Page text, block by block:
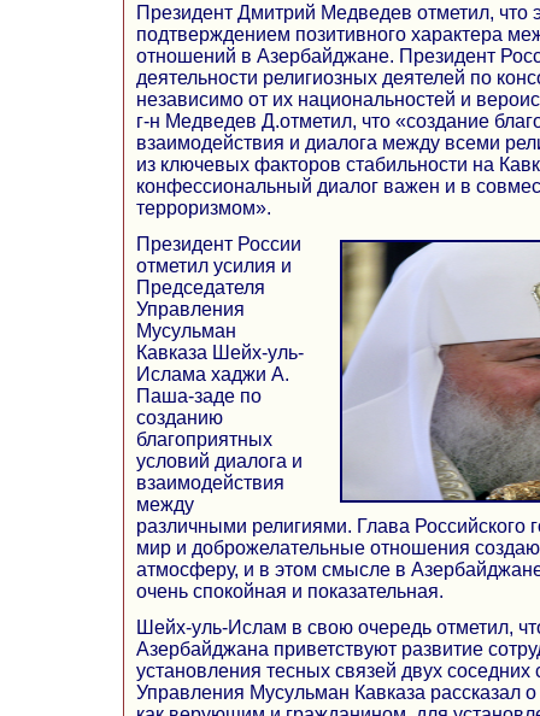
Президент Дмитрий Медведев отметил, что
подтверждением позитивного характера
отношений в Азербайджане. Президент
деятельности религиозных деятелей по
независимо от их национальностей и
г-н Медведев Д.отметил, что «создание
взаимодействия и диалога между всеми
из ключевых факторов стабильности на
конфессиональный диалог важен и в
терроризмом».
Президент России
отметил усилия и
Председателя
Управления
Мусульман
Кавказа Шейх-уль-
Ислама хаджи А.
Паша-заде по
созданию
благоприятных
условий диалога и
взаимодействия
между
различными религиями. Глава Российского
мир и доброжелательные отношения
атмосферу, и в этом смысле в
очень спокойная и показательная.
Шейх-уль-Ислам в свою очередь отметил,
Азербайджана приветствуют развитие
установления тесных связей двух соседних
Управления Мусульман Кавказа рассказал